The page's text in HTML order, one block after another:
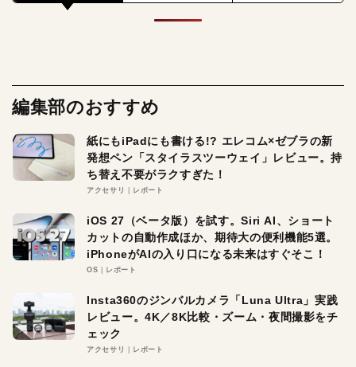
編集部のおすすめ
紙にもiPadにも書ける!? エレコム×ゼブラの新
発想ペン「スタイラスツーウェイ」レビュー。持
ち替え不要がラクすぎた！
アクセサリ レポート
iOS 27（ベータ版）を試す。Siri AI、ショート
カットの自動作成ほか、期待大の便利機能5選。
iPhoneがAIの入り口になる未来はすぐそこ！
OS レポート
Insta360のジンバルカメラ「Luna Ultra」実践
レビュー。4K／8K比較・ズーム・夜間撮影をチ
ェック
アクセサリ レポート